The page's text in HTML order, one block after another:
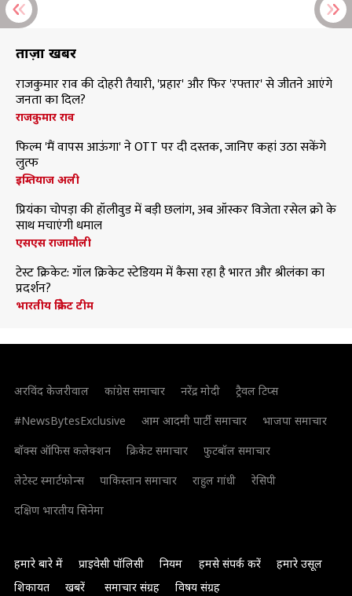
ताज़ा खबरें
राजकुमार राव की दोहरी तैयारी, 'प्रहार' और फिर 'रफ्तार' से जीतने आएंगे
जनता का दिल?
राजकुमार राव
फिल्म 'मैं वापस आऊंगा' ने OTT पर दी दस्तक, जानिए कहां उठा सकेंगे
लुत्फ
इम्तियाज अली
प्रियंका चोपड़ा की हॉलीवुड में बड़ी छलांग, अब ऑस्कर विजेता रसेल क्रो के
साथ मचाएंगी धमाल
एसएस राजामौली
टेस्ट क्रिकेट: गॉल क्रिकेट स्टेडियम में कैसा रहा है भारत और श्रीलंका का
प्रदर्शन?
भारतीय क्रिकेट टीम
अरविंद केजरीवाल कांग्रेस समाचार नरेंद्र मोदी
ट्रैवल टिप्स
#NewsBytesExclusive
आम आदमी पार्टी समाचार
भाजपा समाचार
बॉक्स ऑफिस कलेक्शन
क्रिकेट समाचार
फुटबॉल समाचार
लेटेस्ट स्मार्टफोन्स
पाकिस्तान समाचार राहुल गांधी
रेसिपी
दक्षिण भारतीय सिनेमा
हमारे बारे में प्राइवेसी पॉलिसी नियम हमसे संपर्क करें
हमारे उसूल
शिकायत
खबरें समाचार संग्रह विषय संग्रह